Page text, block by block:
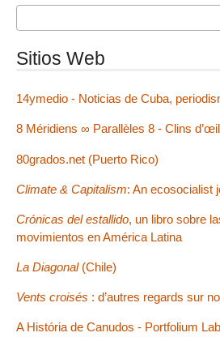
Sitios Web
14ymedio - Noticias de Cuba,
8 Méridiens ∞ Parallèles 8 - Clins
80grados.net (Puerto Rico)
Climate & Capitalism: An ecosocialist
Crónicas del estallido, un libro sobre
movimientos en América Latina
La Diagonal(Chile)
Vents croisés : d’autres regards sur
A História de Canudos - Portfolium